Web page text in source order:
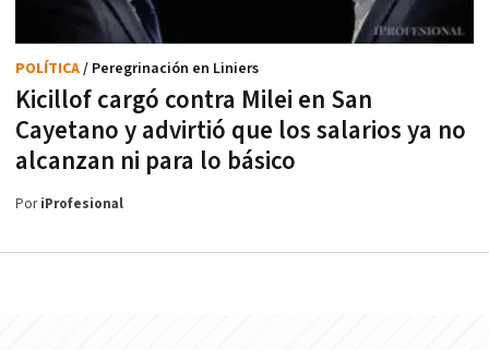
Kicillof cargó contra Milei en San
Cayetano y advirtió que los salarios ya no
alcanzan ni para lo básico
POLÍTICA/ Peregrinación en Liniers
PoriProfesional